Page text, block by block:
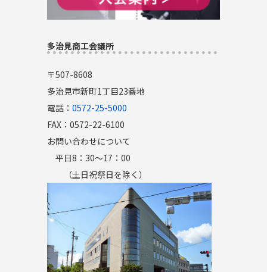
多治見商工会議所
〒507-8608
多治見市新町1丁目23番地
電話： 0572-25-5000
FAX：0572-22-6100
お問い合わせについて
平日8：30～17：00
（土日祝祭日を除く）